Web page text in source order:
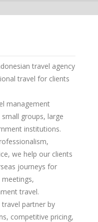
travel agency
travel for clients
management
groups, large
institutions.
we help our clients
journeys for
meetings,
travel.
partner by
competitive pricing,